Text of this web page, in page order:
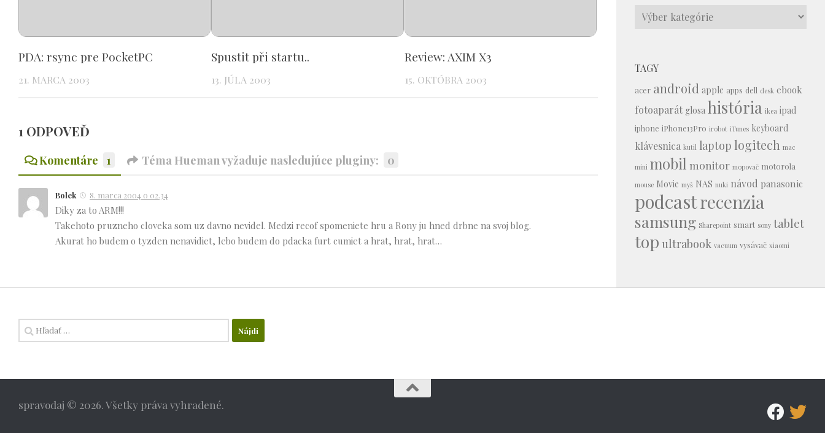
PDA: rsync pre PocketPC
21. MARCA 2003
Spustit při startu..
13. JÚLA 2003
Review: AXIM X3
15. OKTÓBRA 2003
1 ODPOVEĎ
Komentáre 1 Téma Hueman vyžaduje nasledujúce pluginy: 0
Bolek 8. marca 2004 o 02.34
Diky za to ARM!!!
Takehoto pruzneho cloveka som uz davno nevidel. Medzi recof spomeniete hru a Rony ju hned drbne na svoj blog.
Akurat ho budem o tyzden nenavidiet, lebo budem do pdacka furt cumiet a hrat, hrat, hrat…
Témy
TAGY
acer android apple apps dell desk ebook
fotoaparát glosa história ikea ipad
iphone iPhone13Pro irobot iTunes keyboard
klávesnica kutil laptop logitech mac
mini mobil monitor mopovač motorola
mouse Movie myš NAS nuki návod panasonic
podcastrecenzia
samsung Sharepoint smart sony tablet
top ultrabook vacuum vysávač xiaomi
Hľadať:
spravodaj © 2026. Všetky práva vyhradené.